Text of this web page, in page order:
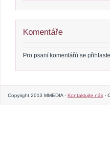
Komentáře
Pro psaní komentářů se
Copyright 2013 MMEDIA · Kontaktujte nás ·